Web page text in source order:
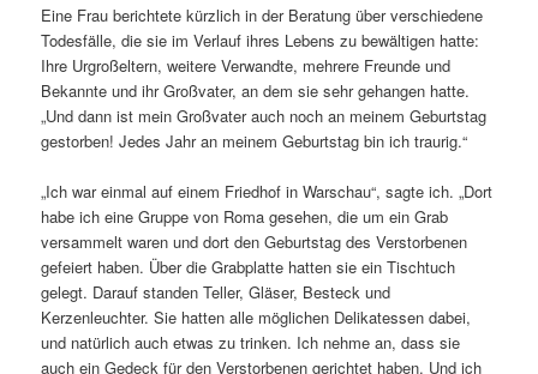
Eine Frau berichtete kürzlich in der Beratung über verschiedene
Todesfälle, die sie im Verlauf ihres Lebens zu bewältigen hatte:
Ihre Urgroßeltern, weitere Verwandte, mehrere Freunde und
Bekannte und ihr Großvater, an dem sie sehr gehangen hatte.
„Und dann ist mein Großvater auch noch an meinem Geburtstag
gestorben! Jedes Jahr an meinem Geburtstag bin ich traurig.“
„Ich war einmal auf einem Friedhof in Warschau“, sagte ich. „Dort
habe ich eine Gruppe von Roma gesehen, die um ein Grab
versammelt waren und dort den Geburtstag des Verstorbenen
gefeiert haben. Über die Grabplatte hatten sie ein Tischtuch
gelegt. Darauf standen Teller, Gläser, Besteck und
Kerzenleuchter. Sie hatten alle möglichen Delikatessen dabei,
und natürlich auch etwas zu trinken. Ich nehme an, dass sie
auch ein Gedeck für den Verstorbenen gerichtet haben. Und ich